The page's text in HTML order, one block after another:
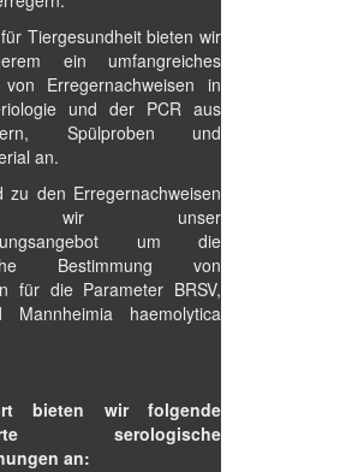
Tiergesundheit bieten wir
ein umfangreiches
Erregernachweisen in
und der PCR aus
Spülproben und
an.
zu den Erregernachweisen
wir unser
um die
Bestimmung von
für die Parameter BRSV,
Mannheimia haemolytica
bieten wir folgende
serologische
an: